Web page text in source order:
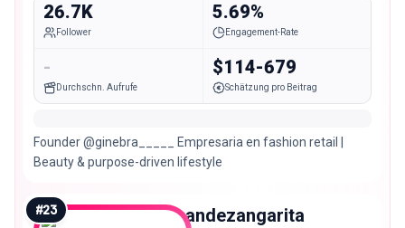
26.7K
Follower
5.69%
Engagement-Rate
-
Durchschn. Aufrufe
$114-679
Schätzung pro Beitrag
Founder @ginebra_____ Empresaria en fashion retail |
Beauty & purpose-driven lifestyle
#23 rousfernandezangarita